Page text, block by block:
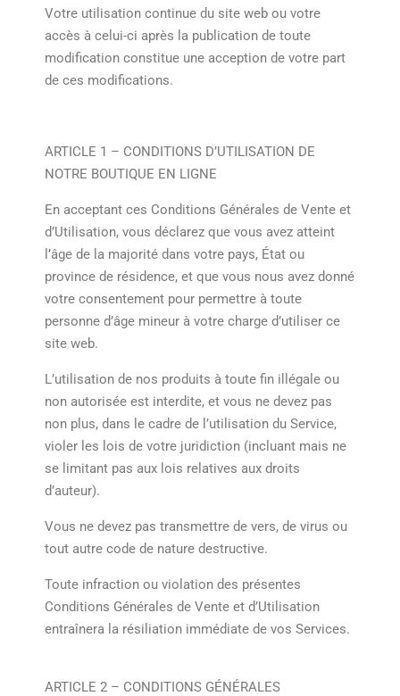
Votre utilisation continue du site web ou votre
accès à celui-ci après la publication de toute
modification constitue une acception de votre part
de ces modifications.
ARTICLE 1 – CONDITIONS D’UTILISATION DE
NOTRE BOUTIQUE EN LIGNE
En acceptant ces Conditions Générales de Vente et
d’Utilisation, vous déclarez que vous avez atteint
l’âge de la majorité dans votre pays, État ou
province de résidence, et que vous nous avez donné
votre consentement pour permettre à toute
personne d’âge mineur à votre charge d’utiliser ce
site web.
L’utilisation de nos produits à toute fin illégale ou
non autorisée est interdite, et vous ne devez pas
non plus, dans le cadre de l’utilisation du Service,
violer les lois de votre juridiction (incluant mais ne
se limitant pas aux lois relatives aux droits
d’auteur).
Vous ne devez pas transmettre de vers, de virus ou
tout autre code de nature destructive.
Toute infraction ou violation des présentes
Conditions Générales de Vente et d’Utilisation
entraînera la résiliation immédiate de vos Services.
ARTICLE 2 – CONDITIONS GÉNÉRALES